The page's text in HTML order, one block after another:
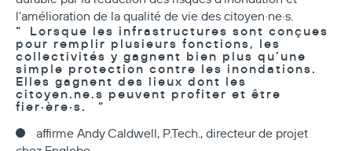
l’amélioration de la qualité de vie des citoyen·ne·s.
Lorsque les infrastructures sont conçues
pour remplir plusieurs fonctions, les
collectivités y gagnent bien plus qu’une
simple protection contre les inondations.
Elles gagnent des lieux dont les
citoyen.ne.s peuvent profiter et être
fier·ère·s.
affirme Andy Caldwell, P.Tech., directeur de projet